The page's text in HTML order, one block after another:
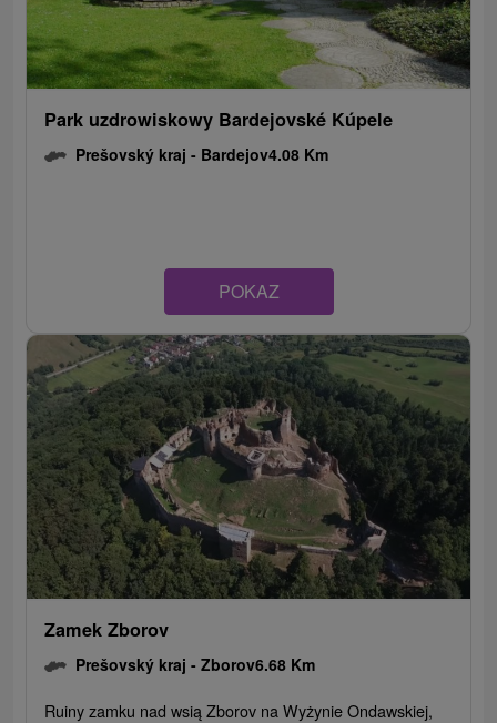
Park uzdrowiskowy Bardejovské Kúpele
Prešovský kraj - Bardejov4.08 Km
POKAZ
Zamek Zborov
Prešovský kraj -Zborov6.68 Km
Ruiny zamku nad wsią Zborov na Wyżynie Ondawskiej,